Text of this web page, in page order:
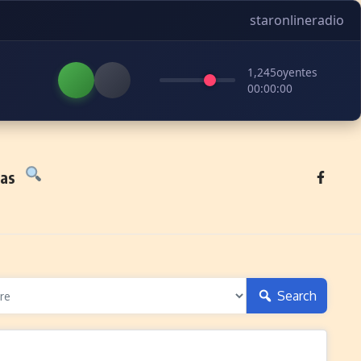
staronlineradio
1,245oyentes
00:00:00
Search